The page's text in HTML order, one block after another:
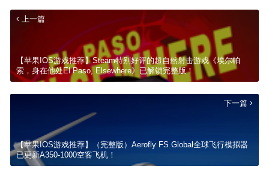
上一篇
【苹果IOS游戏推荐】Steam特别好评的超自然射击游戏《埃尔帕
索，身在他处El Paso, Elsewhere》已解锁完整版！
下一篇
【苹果IOS游戏推荐】（完整版）Aerofly FS Global全球飞行模拟器
已更新A350-1000空客飞机！